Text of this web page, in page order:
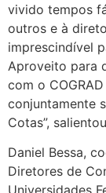
vivido tempos
outros e à
imprescindível
Aproveito para
com o
conjuntamente
Cotas”,
Daniel Bessa,
Diretores de
Universidades